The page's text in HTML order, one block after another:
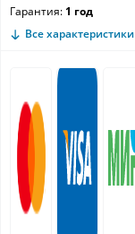
Гарантия: 1 год
Все характеристики